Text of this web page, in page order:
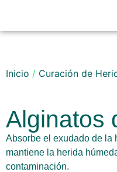
Inicio / Curación de
Alginatos
Absorbe el exudado de la
mantiene la herida
contaminación.